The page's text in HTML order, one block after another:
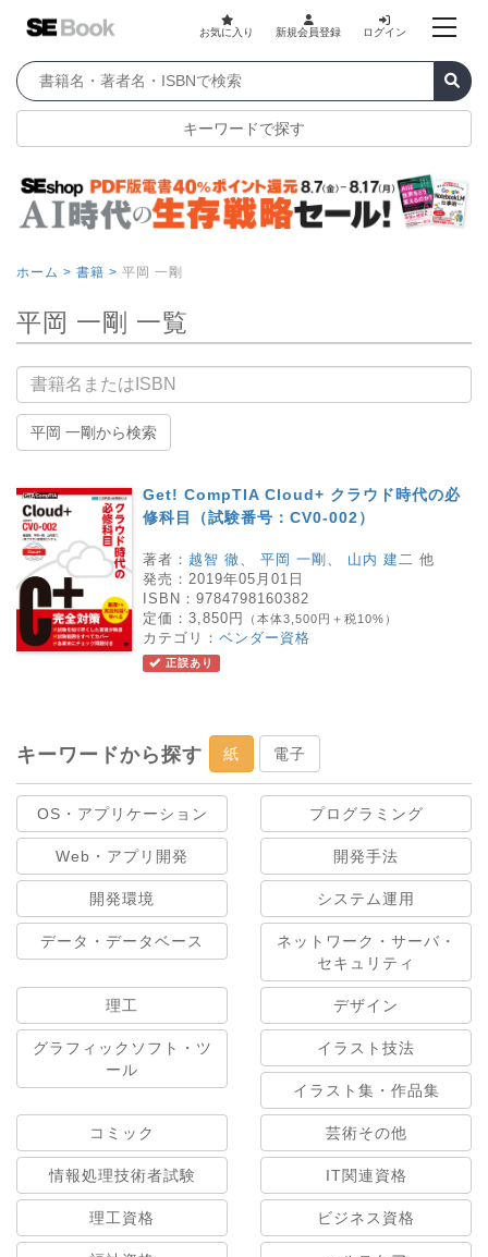
お気に入り 新規会員登録 ログイン
キーワードで探す
ホーム > 書籍 > 平岡 一剛
平岡 一剛 一覧
書籍名
平岡 一剛から検索
Get! CompTIA Cloud+ クラウド時代の必
修科目（試験番号：CV0-002）
著者： 越智 徹 平岡 一剛 山内 建二 他
発売： 2019年05月01日
ISBN： 9784798160382
定価： 3,850円 （本体3,500円＋税10%）
カテゴリ： ベンダー資格
正誤あり
キーワードから探す 紙 電子
OS・アプリケーション プログラミング
Web・アプリ開発 開発手法
開発環境 システム運用
データ・データベース
ネットワーク・サーバ・
セキュリティ
理工 デザイン
グラフィックソフト・ツ
ール
イラスト技法
イラスト集・作品集
コミック 芸術その他
情報処理技術者試験 IT関連資格
理工資格 ビジネス資格